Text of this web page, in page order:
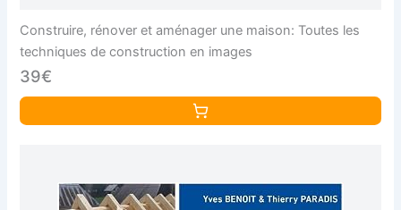
Construire, rénover et aménager une maison: Toutes les
techniques de construction en images
39€